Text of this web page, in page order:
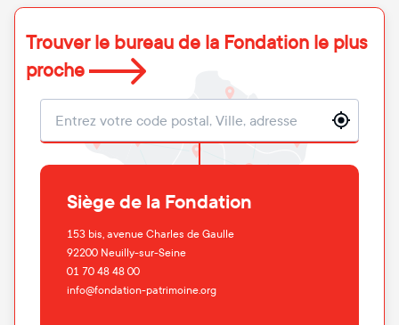
Trouver le bureau de la Fondation le plus
proche
Localisation
Siège de la Fondation
153 bis, avenue Charles de Gaulle
92200 Neuilly-sur-Seine
01 70 48 48 00
info@fondation-patrimoine.org